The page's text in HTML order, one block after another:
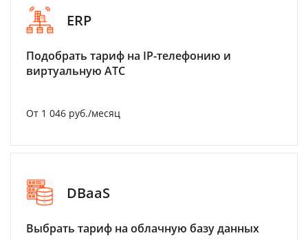
ERP
Подобрать тариф на IP-телефонию и
виртуальную АТС
От 1 046 руб./месяц
DBaaS
Выбрать тариф на облачную базу данных